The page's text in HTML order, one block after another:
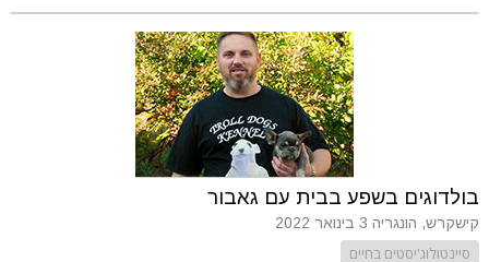
בולדוגים בשפע בבית עם גאבור
קישקרש, הונגריה 3 בינואר 2022
סיינטולוג'יסטים בחיים